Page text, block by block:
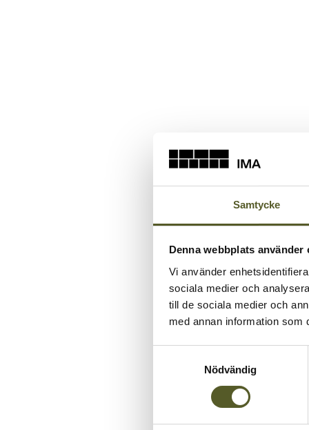
Samtycke
Denna webbplats använder
Vi använder
sociala medier och
till de sociala medier och
med annan information som
Nödvändig